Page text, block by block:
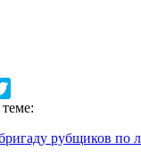
рубщиков по